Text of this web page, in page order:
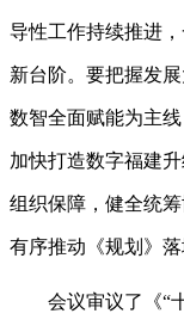
导性工作持续推进
新台阶。要把握发
数智全面赋能为主
加快打造数字福建
组织保障，健全统
有序推动《规划》落
会议审议了《“十